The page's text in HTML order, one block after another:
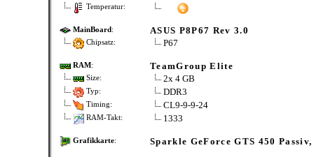
Temperatur:
MainBoard: ASUS P8P67 Rev 3.0
Chipsatz: P67
RAM: TeamGroup Elite
Size: 2x 4 GB
Typ: DDR3
Timing: CL9-9-9-24
RAM-Takt: 1333
Grafikkarte: Sparkle GeForce GTS 450